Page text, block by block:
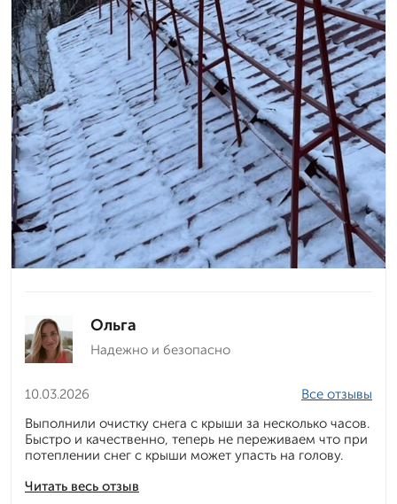
Ольга
Надежно и безопасно
10.03.2026
Читать весь отзыв
Все отзывы
Выполнили очистку снега с крыши за несколько часов.
Быстро и качественно, теперь не переживаем что при
потеплении снег с крыши может упасть на голову.